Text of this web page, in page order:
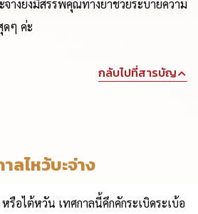
างยังมีสรรพคุณทางยาช่วยระบายความ
ๆ ค่ะ
กลับไปที่สารบัญ
ลไหว้บะจ่าง
รือไต้หวัน เทศกาลนี้คึกคักระเบิดระเบ้อ